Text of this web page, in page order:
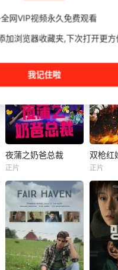
案所困扰。
民间奇案录2
张雪菡
张天盛遇上一起离
奇的神像杀人事
牵引出“婴胎报
仇”，“娘娘索命”等
一连串妖异事件，
张天盛虽被种种诡
怪幻象阻碍，却坚
信这是藏在迷信后
向封建传统宣战，
敢于破除
正片
Amy
一支
将波
军事
化并
类力
成杀
事武
验不
体，
他心
被狂
波派
大力
正片
夜蒲之奶爸总裁
媛媛
这一是部讲述酷爱
夜生活的富二代沈
晓丁，意外接受一
个两岁的孩子闯入
生活的故事，并且
这个孩子还是自己
夜蒲之奶爸总裁
正片
双枪
王品
1938
婚之
军残
屠戮
义，
四方
双枪红
正片
网VIP视频永久免费观看
加浏览器收藏夹,下次打开更方
我记住啦